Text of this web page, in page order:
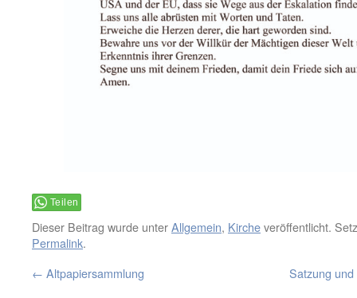
Teilen
Dieser Beitrag wurde unterAllgemein, Kircheveröffentlicht.
Permalink.
← Altpapiersammlung Satzung